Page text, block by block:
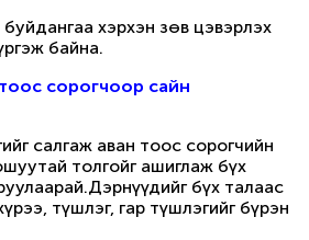
хэрхэн зөв цэвэрлэх
байна.
сорогчоор сайн
салгаж аван тоос сорогчийн
толгойг ашиглаж бүх
бүх талаас
түшлэг, гар түшлэгийг бүрэн